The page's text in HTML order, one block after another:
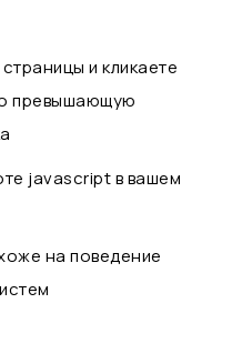
и кликаете
превышающую
javascript в вашем
на поведение